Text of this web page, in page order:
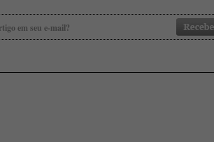
em seu e-mail?